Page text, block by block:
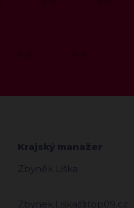
Krajský manažer
Zbyněk Liška
Zbynek.Liska@top09.cz